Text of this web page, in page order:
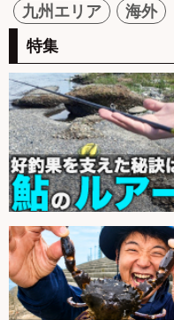
九州エリア
海外
特集